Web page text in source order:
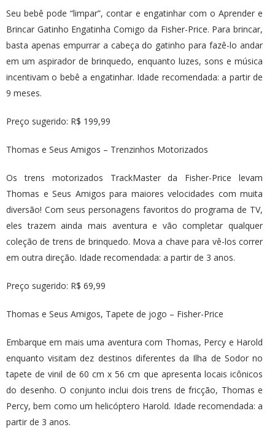
Seu bebê pode “limpar”, contar e engatinhar com o Aprender e
Brincar Gatinho Engatinha Comigo da Fisher-Price. Para brincar,
basta apenas empurrar a cabeça do gatinho para fazê-lo andar
em um aspirador de brinquedo, enquanto luzes, sons e música
incentivam o bebê a engatinhar. Idade recomendada: a partir de
9 meses.
Preço sugerido: R$ 199,99
Thomas e Seus Amigos – Trenzinhos Motorizados
Os trens motorizados TrackMaster da Fisher-Price levam
Thomas e Seus Amigos para maiores velocidades com muita
diversão! Com seus personagens favoritos do programa de TV,
eles trazem ainda mais aventura e vão completar qualquer
coleção de trens de brinquedo. Mova a chave para vê-los correr
em outra direção. Idade recomendada: a partir de 3 anos.
Preço sugerido: R$ 69,99
Thomas e Seus Amigos, Tapete de jogo – Fisher-Price
Embarque em mais uma aventura com Thomas, Percy e Harold
enquanto visitam dez destinos diferentes da Ilha de Sodor no
tapete de vinil de 60 cm x 56 cm que apresenta locais icônicos
do desenho. O conjunto inclui dois trens de fricção, Thomas e
Percy, bem como um helicóptero Harold. Idade recomendada: a
partir de 3 anos.